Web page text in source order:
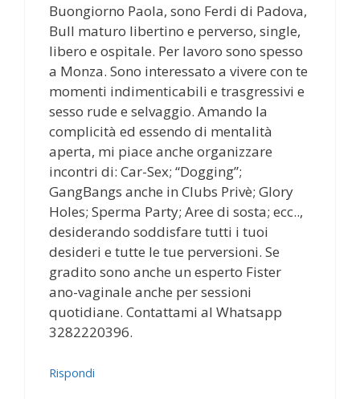
Buongiorno Paola, sono Ferdi di Padova,
Bull maturo libertino e perverso, single,
libero e ospitale. Per lavoro sono spesso
a Monza. Sono interessato a vivere con te
momenti indimenticabili e trasgressivi e
sesso rude e selvaggio. Amando la
complicità ed essendo di mentalità
aperta, mi piace anche organizzare
incontri di: Car-Sex; “Dogging”;
GangBangs anche in Clubs Privè; Glory
Holes; Sperma Party; Aree di sosta; ecc..,
desiderando soddisfare tutti i tuoi
desideri e tutte le tue perversioni. Se
gradito sono anche un esperto Fister
ano-vaginale anche per sessioni
quotidiane. Contattami al Whatsapp
3282220396.
Rispondi